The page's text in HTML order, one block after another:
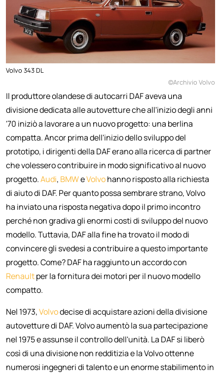
Volvo 343 DL
©Archivio Volvo
Il produttore olandese di autocarri DAF aveva una
divisione dedicata alle autovetture che all'inizio degli anni
'70 iniziò a lavorare a un nuovo progetto: una berlina
compatta. Ancor prima dell'inizio dello sviluppo del
prototipo, i dirigenti della DAF erano alla ricerca di partner
che volessero contribuire in modo significativo al nuovo
progetto.Audi, BMWeVolvohanno risposto alla richiesta
di aiuto di DAF. Per quanto possa sembrare strano, Volvo
ha inviato una risposta negativa dopo il primo incontro
perché non gradiva gli enormi costi di sviluppo del nuovo
modello. Tuttavia, DAF alla fine ha trovato il modo di
convincere gli svedesi a contribuire a questo importante
progetto. Come? DAF ha raggiunto un accordo con
Renaultper la fornitura dei motori per il nuovo modello
compatto.
Nel 1973,Volvodecise di acquistare azioni della divisione
autovetture di DAF. Volvo aumentò la sua partecipazione
nel 1975 e assunse il controllo dell'unità. La DAF si liberò
così di una divisione non redditizia e la Volvo ottenne
numerosi ingegneri di talento e un enorme stabilimento in